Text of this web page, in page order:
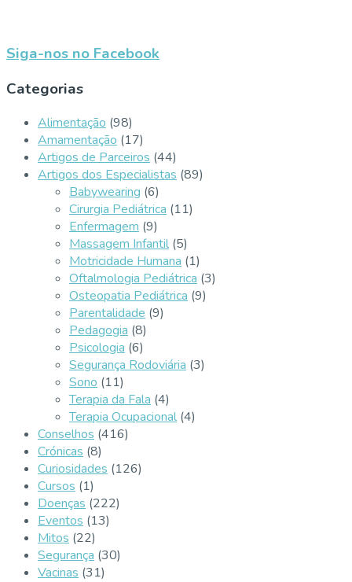
Siga-nos no Facebook
Categorias
Alimentação (98)
Amamentação (17)
Artigos de Parceiros (44)
Artigos dos Especialistas (89)
Babywearing (6)
Cirurgia Pediátrica (11)
Enfermagem (9)
Massagem Infantil (5)
Motricidade Humana (1)
Oftalmologia Pediátrica (3)
Osteopatia Pediátrica (9)
Parentalidade (9)
Pedagogia (8)
Psicologia (6)
Segurança Rodoviária (3)
Sono (11)
Terapia da Fala (4)
Terapia Ocupacional (4)
Conselhos (416)
Crónicas (8)
Curiosidades (126)
Cursos (1)
Doenças (222)
Eventos (13)
Mitos (22)
Segurança (30)
Vacinas (31)